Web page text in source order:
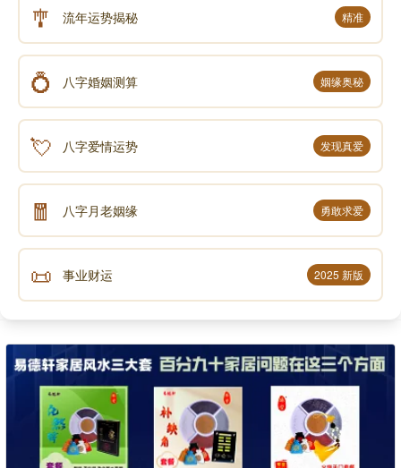
🎐 流年运势揭秘 精准
💍 八字婚姻测算 姻缘奥秘
💘 八字爱情运势 发现真爱
🧧 八字月老姻缘 勇敢求爱
📜 事业财运 2025 新版